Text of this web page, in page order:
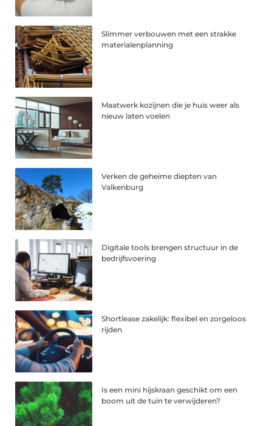
Slimmer verbouwen met een strakke
materialenplanning
Maatwerk kozijnen die je huis weer als
nieuw laten voelen
Verken de geheime diepten van
Valkenburg
Digitale tools brengen structuur in de
bedrijfsvoering
Shortlease zakelijk: flexibel en zorgeloos
rijden
Is een mini hijskraan geschikt om een
boom uit de tuin te verwijderen?